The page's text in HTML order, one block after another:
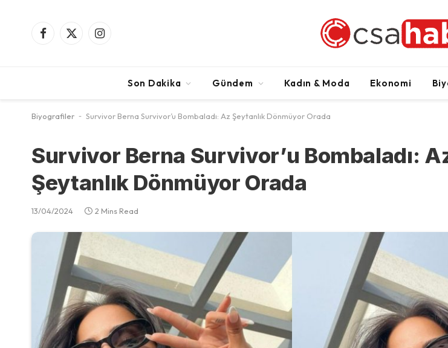
Facebook
X
Instagram
Son Dakika Gündem Kadın & Moda Ekonomi
Biyografiler - Survivor Berna Survivor’u Bombaladı: Az Şeytanlık Dönmüyor Orada
Survivor Berna Survivor’u Bombaladı:
Şeytanlık Dönmüyor Orada
13/04/2024 2 Mins Read